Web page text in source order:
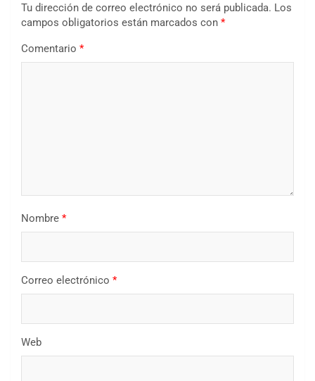
Tu dirección de correo electrónico no será publicada. Los
campos obligatorios están marcados con *
Comentario *
Nombre *
Correo electrónico *
Web